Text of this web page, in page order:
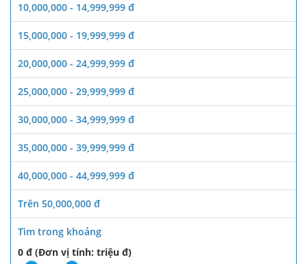
10,000,000 - 14,999,999 đ
15,000,000 - 19,999,999 đ
20,000,000 - 24,999,999 đ
25,000,000 - 29,999,999 đ
30,000,000 - 34,999,999 đ
35,000,000 - 39,999,999 đ
40,000,000 - 44,999,999 đ
Trên 50,000,000 đ
Tìm trong khoảng
0 đ (Đơn vị tính: triệu đ)